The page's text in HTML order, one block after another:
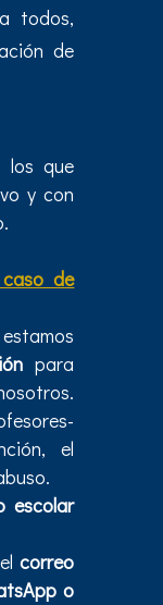
todos,
de
los que
y con
de
para
el
escolar
correo
o